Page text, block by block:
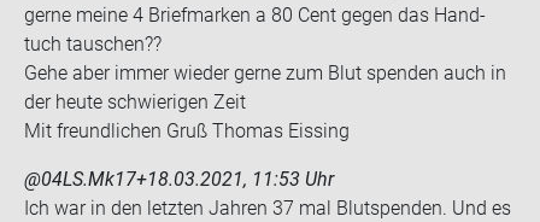
gerne meine 4 Brief­mar­ken a 80 Cent gegen das Hand­
tuch tau­schen??
Gehe aber immer wie­der gerne zum Blut spen­den auch in
der heute schwie­ri­gen Zeit
Mit freund­li­chen Gruß Tho­mas Eis­sing
@04LS.Mk17+18.03.2021, 11:53 Uhr
Ich war in den letz­ten Jah­ren 37 mal Blut­spen­den. Und es